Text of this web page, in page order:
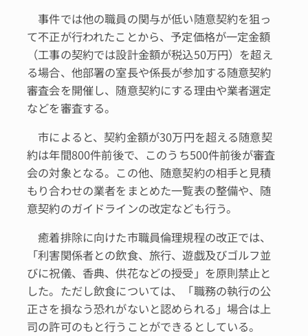
事件では他の職員の関与が低い随意契約を狙っ
て不正が行われたことから、予定価格が一定金額
（工事の契約では設計金額が税込50万円）を超え
る場合、他部署の室長や係長が参加する随意契約
審査会を開催し、随意契約にする理由や業者選定
などを審査する。
市によると、契約金額が30万円を超える随意契
約は年間800件前後で、このうち500件前後が審査
会の対象となる。この他、随意契約の相手と見積
もり合わせの業者をまとめた一覧表の整備や、随
意契約のガイドラインの改定なども行う。
癒着排除に向けた市職員倫理規程の改正では、
「利害関係者との飲食、旅行、遊戯及びゴルフ並
びに祝儀、香典、供花などの授受」を原則禁止と
した。ただし飲食については、「職務の執行の公
正さを損なう恐れがないと認められる」場合は上
司の許可のもと行うことができるとしている。